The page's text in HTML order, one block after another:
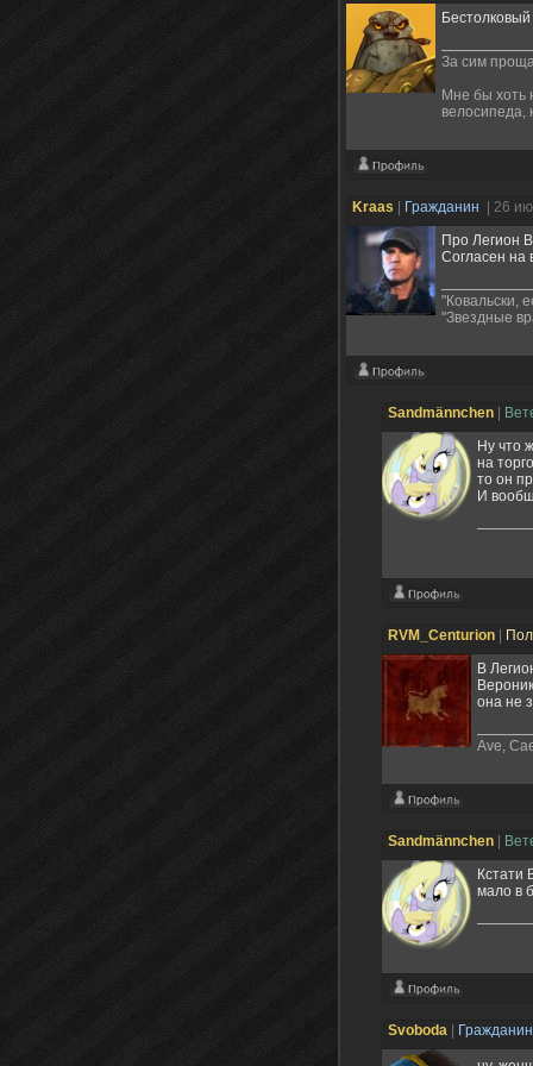
За сим
Мне бы хоть
велосипеда,
Kraas Гражданин
| 26
Про Легион
Согласен на
"Ковальски,
"Звездные
Sandmännchen
Ну что
на
то он
И
RVM_Centurion
В
она не
Ave,
Sandmännchen
Кстати
мало в
Svoboda